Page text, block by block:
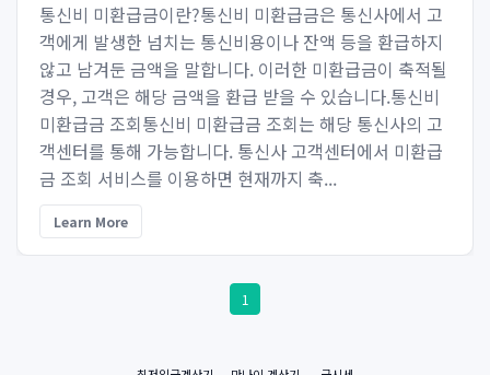
통신비 미환급금이란?통신비 미환급금은 통신사에서 고
객에게 발생한 넘치는 통신비용이나 잔액 등을 환급하지
않고 남겨둔 금액을 말합니다. 이러한 미환급금이 축적될
경우, 고객은 해당 금액을 환급 받을 수 있습니다.통신비
미환급금 조회통신비 미환급금 조회는 해당 통신사의 고
객센터를 통해 가능합니다. 통신사 고객센터에서 미환급
금 조회 서비스를 이용하면 현재까지 축...
Learn More
1